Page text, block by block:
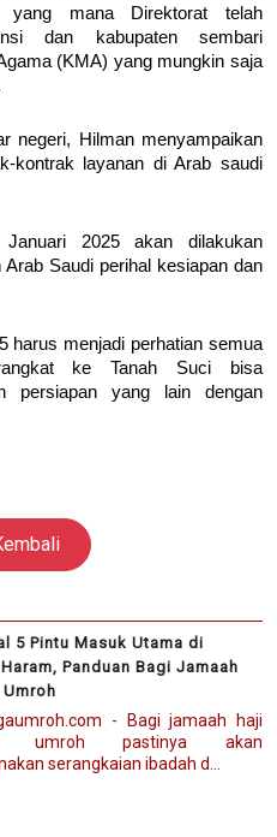
yang mana Direktorat telah
dan kabupaten sembari
(KMA) yang mungkin saja
negeri, Hilman menyampaikan
kontrak layanan di Arab saudi
2025 akan dilakukan
Saudi perihal kesiapan dan
harus menjadi perhatian semua
ke Tanah Suci bisa
persiapan yang lain dengan
5 Pintu Masuk Utama di
Panduan Bagi Jamaah
- Bagi jamaah haji
umroh pastinya akan
serangkaian ibadah d...